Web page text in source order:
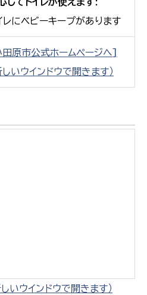
してトイレが使えます:
レにベビーキープがあります
田原市公式ホームページへ]
しいウインドウで開きます）
いウインドウで開きます）